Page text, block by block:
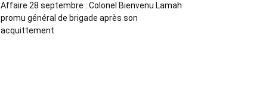
Affaire 28 septembre : Colonel Bienvenu Lamah
promu général de brigade après son
acquittement